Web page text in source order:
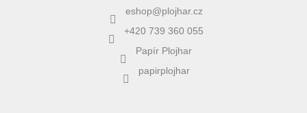
eshop@plojhar.cz
+420 739 360 055
Papír Plojhar
papirplojhar